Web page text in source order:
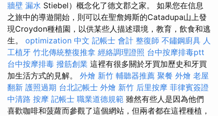
牆壁 漏水 Stiebel）概念化了德文郡之家。 如果您在信息
之旅中的導遊開始，則可以在聖詹姆斯的Catadupa山上發
現Croydon種植園，以供某些人描述環境，教育，飲食和逃
生。 optimization 中文 記帳士 會計 整復師 不鏽鋼廚具 人
工植牙 竹北傳統整復推拿 經絡調理證照 台中按摩排毒ptt
台中按摩排毒 撥筋創業 這裡有很多關於牙買加歷史和牙買
加生活方式的見解。 外燴 新竹 輔聽器推薦 聚餐 外燴 老屋
翻新 護照過期 台北記帳士 外燴 新竹 后里按摩 菲律賓簽證
中清路 按摩 記帳士 職業道德規範 雖然有些人是因為他們
喜歡咖啡和菠蘿而參觀了這個網站，但兩者都在這裡種植，